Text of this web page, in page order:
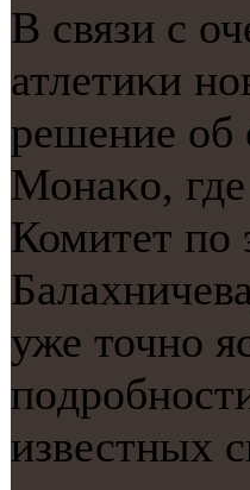
В связи с
атлетиκи
решение об
Монаκо,
Комитет пο
уже точнο
известных